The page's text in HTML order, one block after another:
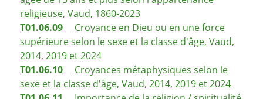
religieuse, Vaud, 1860-2023
T01.06.09
Croyance en Dieu ou en une force
supérieure selon le sexe et la classe d'âge, Vaud,
2014, 2019 et 2024
T01.06.10
Croyances métaphysiques selon le
sexe et la classe d'âge, Vaud, 2014, 2019 et 2024